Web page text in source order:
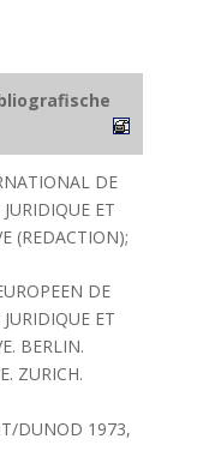
DE
ET
(REDACTION);
DE
ET
BERLIN.
ZURICH.
DUNOD 1973,